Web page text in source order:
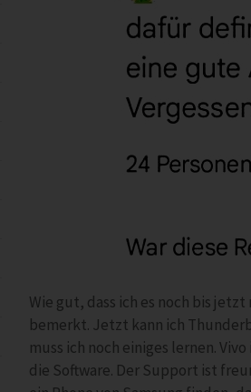
Wie gut, dass ich es noch bis
bemerkt. Jetzt kann ich
muss ich noch einiges lernen.
die Software. Der Support ist